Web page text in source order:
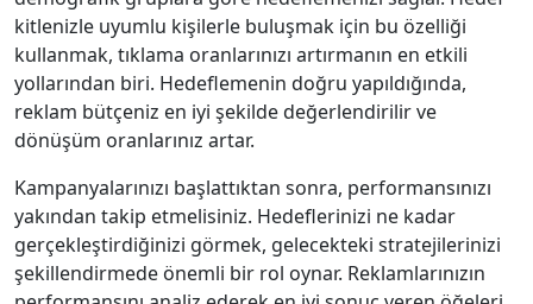
kitlenizle uyumlu kişilerle buluşmak için bu özelliği
kullanmak, tıklama oranlarınızı artırmanın en etkili
yollarından biri. Hedeflemenin doğru yapıldığında,
reklam bütçeniz en iyi şekilde değerlendirilir ve
dönüşüm oranlarınız artar.
Kampanyalarınızı başlattıktan sonra, performansınızı
yakından takip etmelisiniz. Hedeflerinizi ne kadar
gerçekleştirdiğinizi görmek, gelecekteki stratejilerinizi
şekillendirmede önemli bir rol oynar. Reklamlarınızın